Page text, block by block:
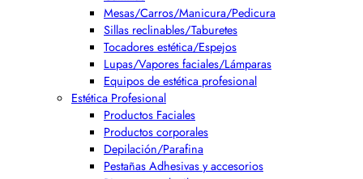
Mesas/Carros/Manicura/Pedicura
Sillas reclinables/Taburetes
Tocadores estética/Espejos
Lupas/Vapores faciales/Lámparas
Equipos de estética profesional
Estética Profesional
Productos Faciales
Productos corporales
Depilación/Parafina
Pestañas Adhesivas y accesorios